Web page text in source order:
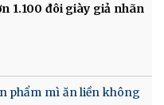
1.100 đôi giày giả nhãn
phẩm mì ăn liền không